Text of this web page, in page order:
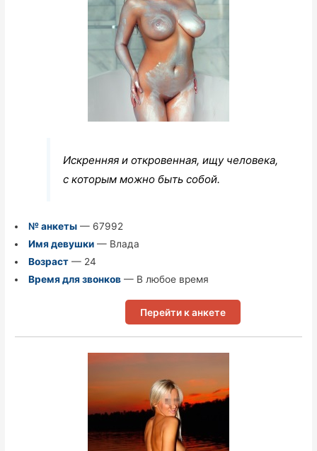
Искренняя и откровенная, ищу человека,
с которым можно быть собой.
№ анкеты— 67992
Имя девушки— Влада
Возраст— 24
Время для звонков— В любое время
Перейти к анкете